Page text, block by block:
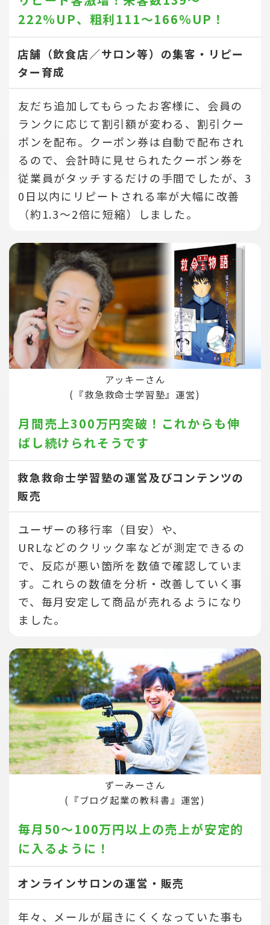
222％UP、 粗利111～166％UP！
店舗（飲食店／サロン等）の集客・リピー
ター育成
友だち追加してもらったお客様に、会員の
ランクに応じて割引額が変わる、割引クー
ポンを配布。クーポン券は自動で配布され
るので、会計時に見せられたクーポン券を
従業員がタッチするだけの手間でしたが、3
0日以内にリピートされる率が大幅に改善
（約1.3～2倍に短縮）しました。
アッキーさん
(『救急救命士学習塾』運営)
月間売上300万円突破！ これからも伸
ばし続けられそうです
救急救命士学習塾の運営及びコンテンツの
販売
ユーザーの移行率（目安）や、
URLなどのクリック率などが測定できるの
で、反応が悪い箇所を数値で確認していま
す。
これらの数値を分析・改善していく事
で、毎月安定して商品が売れるようになり
ました。
ずーみーさん
(『ブログ起業の教科書』運営)
毎月50～100万円以上の売上が安定的
に入るように！
オンラインサロンの運営・販売
年々、メールが届きにくくなっていた事も